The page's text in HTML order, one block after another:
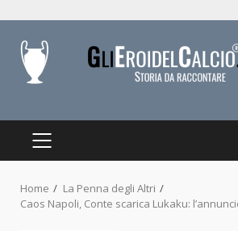
content
PRIMARY
Home
La Penna degli Altri
Caos Napoli, Conte scarica Lukaku: